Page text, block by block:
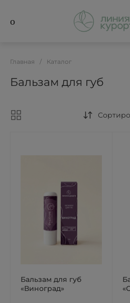
Главная / Каталог
Бальзам для губ
Бальзам для губ
«Виноград»